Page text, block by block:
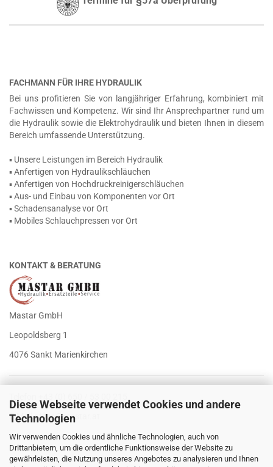
Diese Webseite verwendet Cookies und andere
Technologien
Wir verwenden Cookies und ähnliche Technologien, auch von
Drittanbietern, um die ordentliche Funktionsweise der Website zu
gewährleisten, die Nutzung unseres Angebotes zu analysieren und Ihnen
FACHMANN FÜR IHRE HYDRAULIK
Bei uns profitieren Sie von langjähriger Erfahrung, kombiniert mit
Fachwissen und Kompetenz. Wir sind Ihr Ansprechpartner rund um
die Hydraulik sowie die Elektrohydraulik und bieten Ihnen in diesem
Bereich umfassende Unterstützung.
▪ Unsere Leistungen im Bereich Hydraulik
▪ Anfertigen von Hydraulikschläuchen
▪ Anfertigen von Hochdruckreinigerschläuchen
▪ Aus- und Einbau von Komponenten vor Ort
▪ Schadensanalyse vor Ort
▪ Mobiles Schlauchpressen vor Ort
KONTAKT & BERATUNG
Mastar GmbH
Leopoldsberg 1
4076 Sankt Marienkirchen
E-Mailoffice@mastar.at